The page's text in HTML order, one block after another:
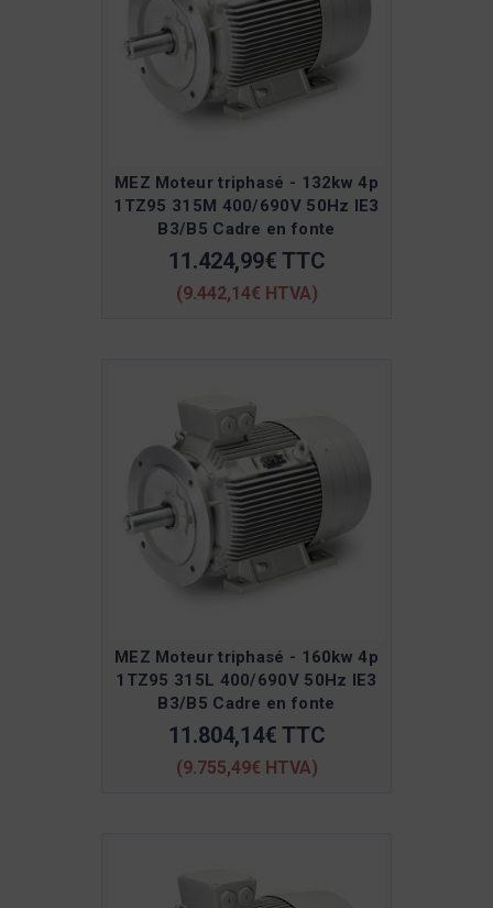
MEZ Moteur triphasé - 132kw 4p
1TZ95 315M 400/690V 50Hz IE3
B3/B5 Cadre en fonte
11.424,99€ TTC
(9.442,14€ HTVA)
MEZ Moteur triphasé - 160kw 4p
1TZ95 315L 400/690V 50Hz IE3
B3/B5 Cadre en fonte
11.804,14€ TTC
(9.755,49€ HTVA)